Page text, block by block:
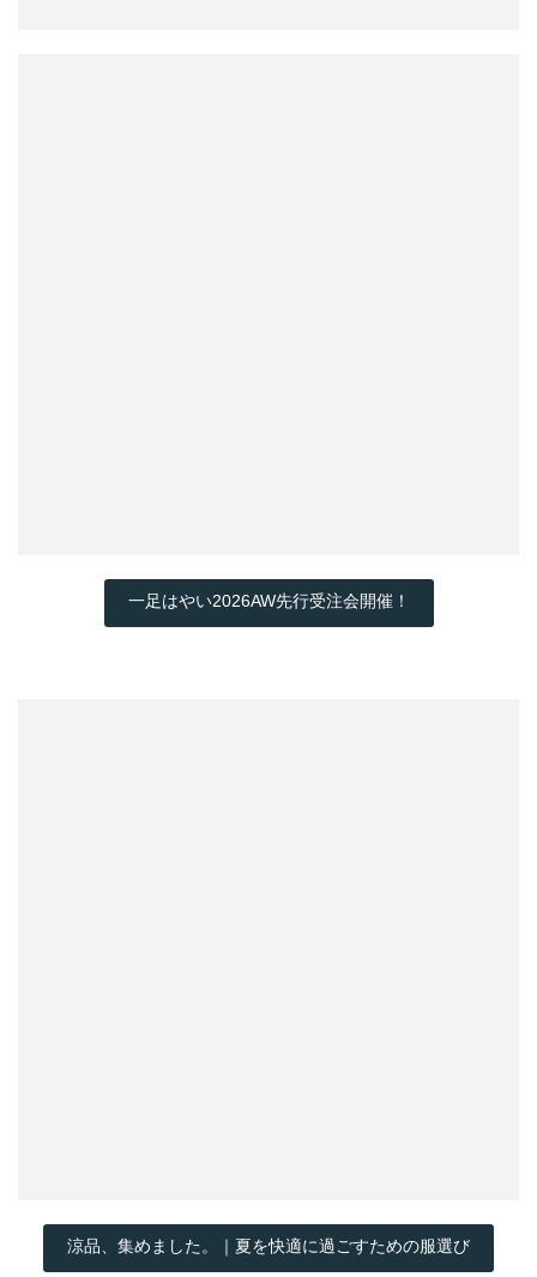
一足はやい2026AW先行受注会開催！
涼品、集めました。｜夏を快適に過ごすための服選び